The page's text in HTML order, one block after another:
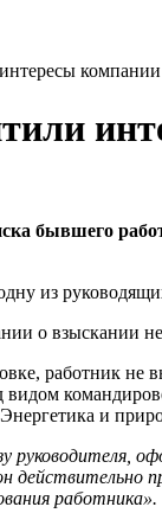
бывшего
из
о
работник
и
руководителя,
работника».